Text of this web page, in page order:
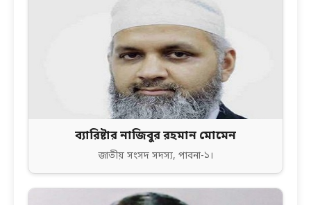
ব্যারিষ্টার নাজিবুর রহমান মোমেন
জাতীয় সংসদ সদস্য, পাবনা-১।